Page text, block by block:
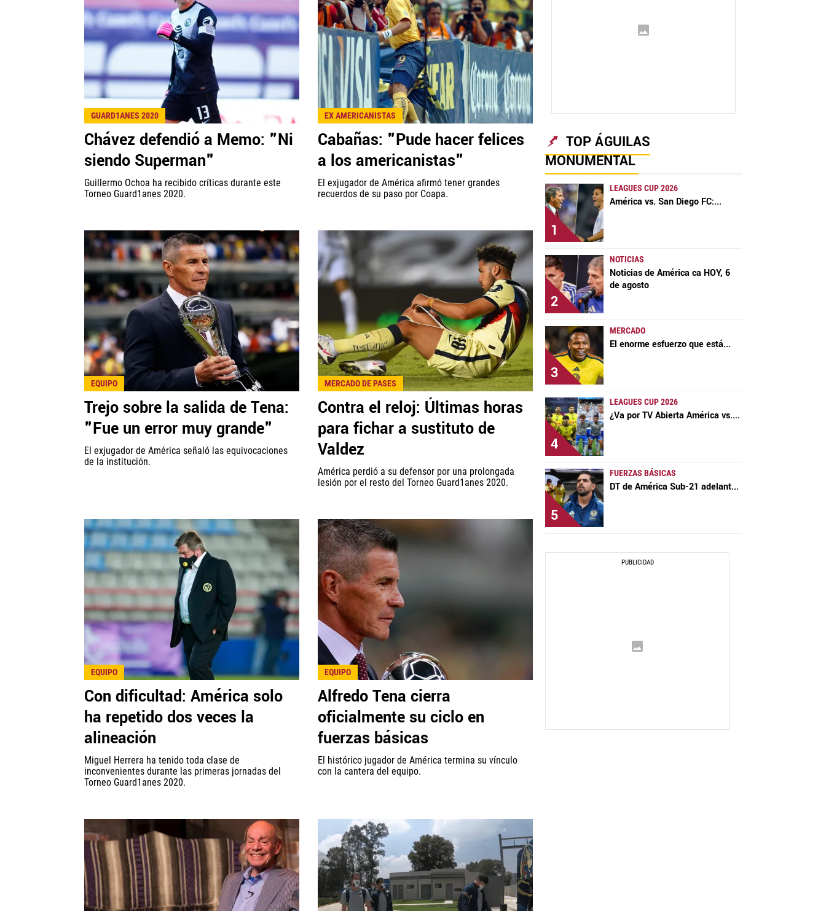
GUARD1ANES 2020
Chávez defendió a Memo: "Ni
siendo Superman"
Guillermo Ochoa ha recibido críticas durante este
Torneo Guard1anes 2020.
EX AMERICANISTAS
Cabañas: "Pude hacer felices
a los americanistas"
El exjugador de América afirmó tener grandes
recuerdos de su paso por Coapa.
EQUIPO
Trejo sobre la salida de Tena:
"Fue un error muy grande"
El exjugador de América señaló las equivocaciones
de la institución.
MERCADO DE PASES
Contra el reloj: Últimas horas
para fichar a sustituto de
Valdez
América perdió a su defensor por una prolongada
lesión por el resto del Torneo Guard1anes 2020.
EQUIPO
Con dificultad: América solo
ha repetido dos veces la
alineación
Miguel Herrera ha tenido toda clase de
inconvenientes durante las primeras jornadas del
Torneo Guard1anes 2020.
EQUIPO
Alfredo Tena cierra
oficialmente su ciclo en
fuerzas básicas
El histórico jugador de América termina su vínculo
con la cantera del equipo.
TOP ÁGUILAS
MONUMENTAL
1
LEAGUES CUP 2026
América vs. San Diego FC:...
2
NOTICIAS
Noticias de América ca HOY, 6
de agosto
3
MERCADO
El enorme esfuerzo que está...
4
LEAGUES CUP 2026
¿Va por TV Abierta América vs....
5
FUERZAS BÁSICAS
DT de América Sub-21 adelant...